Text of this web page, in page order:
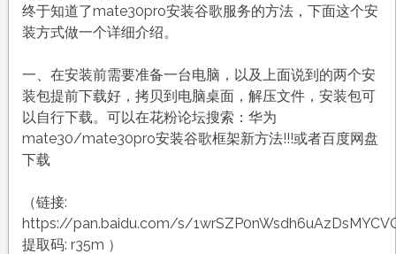
法
终于知道了mate30pro安装谷歌服务的方法，下面这个安
装方式做一个详细介绍。
一、在安装前需要准备一台电脑，以及上面说到的两个安
装包提前下载好，拷贝到电脑桌面，解压文件，安装包可
以自行下载。可以在花粉论坛搜索：华为
mate30/mate30pro安装谷歌框架新方法!!!或者百度网盘
下载
（链接:
https://pan.baidu.com/s/
提取码: r35m ）